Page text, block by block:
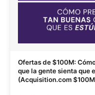
Ofertas de $100M:
que la gente sienta que
(Acquisition.com